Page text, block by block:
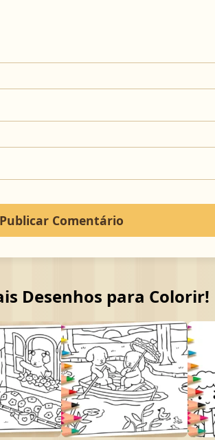
Desenhos para Colorir!